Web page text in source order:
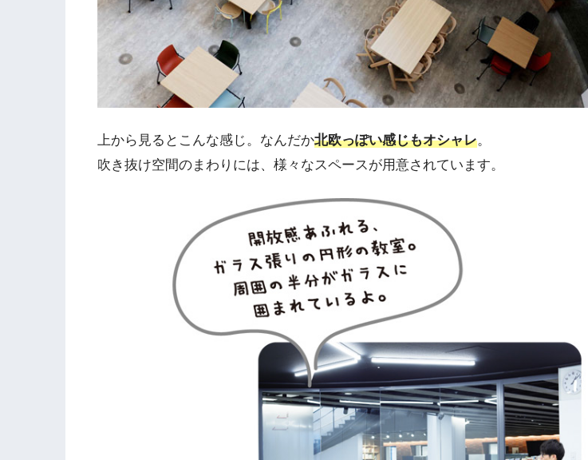
上から見るとこんな感じ。なんだか北欧っぽい感じもオシャレ。
吹き抜け空間のまわりには、様々なスペースが用意されています。